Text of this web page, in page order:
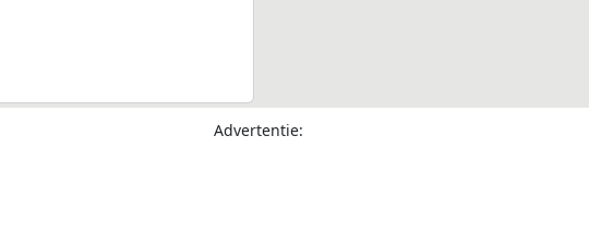
Advertentie: